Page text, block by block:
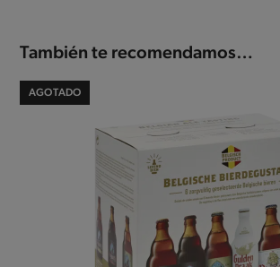
También te recomendamos…
AGOTADO